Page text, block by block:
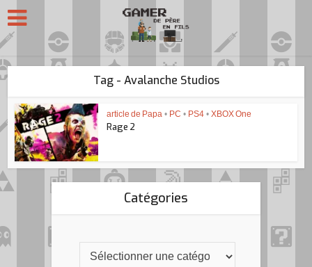
Tag - Avalanche Studios
article de Papa • PC • PS4 • XBOX One
Rage 2
Catégories